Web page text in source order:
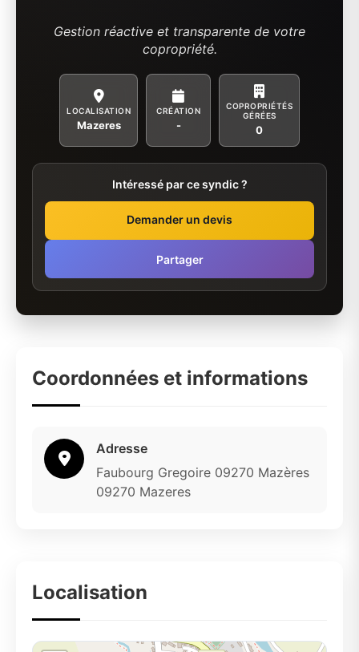
Gestion réactive et transparente de votre
copropriété.
LOCALISATION
Mazeres
CRÉATION
-
COPROPRIÉTÉS
GÉRÉES
0
Intéressé par ce syndic ?
Demander un devis
Partager
Coordonnées et informations
Adresse
Faubourg Gregoire 09270 Mazères
09270 Mazeres
Localisation